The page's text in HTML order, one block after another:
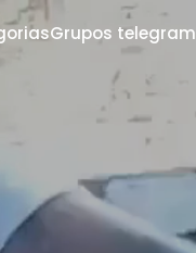
Grupos telegram